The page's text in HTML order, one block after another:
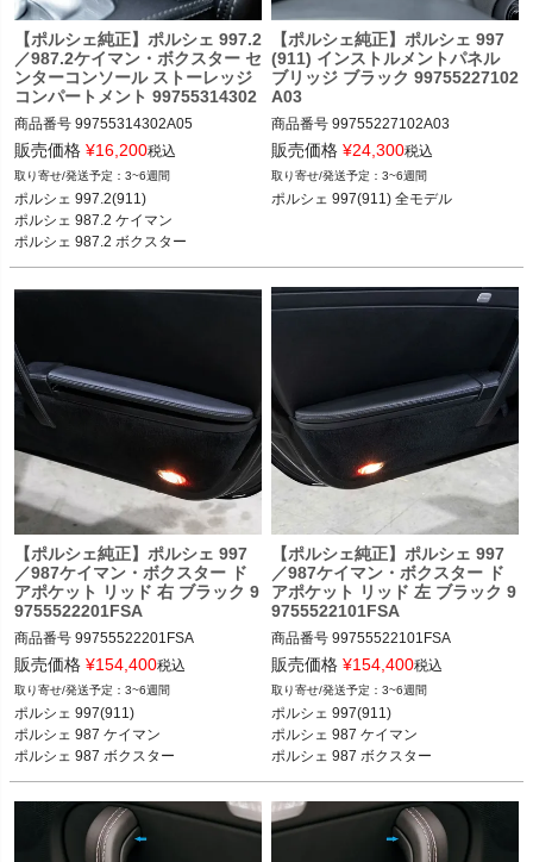
【ポルシェ純正】ポルシェ 997.2
／987.2ケイマン・ボクスター セ
ンターコンソール ストーレッジ
コンパートメント 99755314302
A05
商品番号 99755314302A05
ポルシェ 997.2(911) カレラ／カレラS
／カレラGTS／カレラ4／カレラ4S／
カレラ4GTS／ターボ／ターボS／GT2
／GT2RS／GT3／GT3 RS 09-11
ポルシェ 987.2ケイマン ケイマン／ケ
イマンS／ケイマンR 09-12
*997／987後期モデル
販売価格 ¥16,200税込
3~6週間
ポルシェ 997.2(911)
ポルシェ 987.2 ケイマン
ポルシェ 987.2 ボクスター
【ポルシェ純正】ポルシェ 997
(911) インストルメントパネル
ブリッジ ブラック 99755227102
A03
商品番号 99755227102A03
ポルシェ 997(911) カレラ／カレラS／
カレラGTS／カレラ4／カレラ4S／カ
販売価格 ¥24,300税込
3~6週間
ポルシェ 997(911) 全モデル
【ポルシェ純正】ポルシェ 997
／987ケイマン・ボクスター ド
アポケット リッド 右 ブラック 9
9755522201FSA
商品番号 99755522201FSA
ポルシェ 997(911) カレラ／カレラS／
カレラGTS／カレラ4／カレラ4S／カ
レラ4GTS／ターボ／ターボS／GT2／
GT2RS／GT3／GT3 RS 04-11
ポルシェ 987ケイマン ケイマン／ケイ
マンS／ケイマンR 05-12
ポルシェ 987ボクスター ボクスター／
ボクスターS 05-12
販売価格 ¥154,400税込
3~6週間
ポルシェ 997(911)
ポルシェ 987 ケイマン
ポルシェ 987 ボクスター
【ポルシェ純正】ポルシェ 997
／987ケイマン・ボクスター ド
アポケット リッド 左 ブラック 9
9755522101FSA
商品番号 99755522101FSA
ポルシェ 997(911) カレラ／カレラS／
カレラGTS／カレラ4／カレラ4S／カ
レラ4GTS／ターボ／ターボS／GT2／
GT2RS／GT3／GT3 RS 04-11
ポルシェ 987ケイマン ケイマン／ケイ
マンS／ケイマンR 05-12
ポルシェ 987ボクスター ボクスター／
ボクスターS 05-12
販売価格 ¥154,400税込
3~6週間
ポルシェ 997(911)
ポルシェ 987 ケイマン
ポルシェ 987 ボクスター